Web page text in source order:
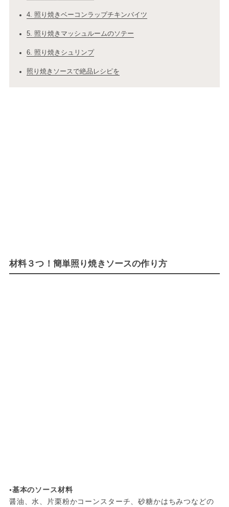
4. 照り焼きベーコンラップチキンバイツ
5. 照り焼きマッシュルームのソテー
6. 照り焼きシュリンプ
照り焼きソースで絶品レシピを
材料３つ！簡単照り焼きソースの作り方
•基本のソース材料
醤油、水、片栗粉かコーンスターチ、砂糖かはちみつなどの